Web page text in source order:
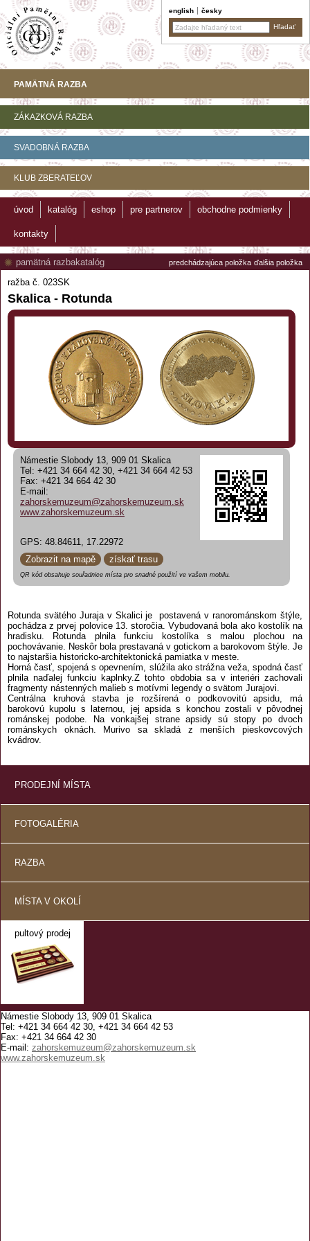
english česky
PAMÄTNÁ RAZBA
ZÁKAZKOVÁ RAZBA
SVADOBNÁ RAZBA
KLUB ZBERATEĽOV
úvod katalóg eshop pre partnerov obchodne podmienky
kontakty
predchádzajúca položka ďalšia položka
pamätná razbakatalóg
ražba č. 023SK
Skalica - Rotunda
Námestie Slobody 13, 909 01 Skalica
Tel: +421 34 664 42 30, +421 34 664 42 53
Fax: +421 34 664 42 30
E-mail:
zahorskemuzeum@zahorskemuzeum.sk
www.zahorskemuzeum.sk
GPS: 48.84611, 17.22972
Zobrazit na mapě
získať trasu
QR kód obsahuje souřadnice místa pro snadné použití ve vašem mobilu.
Rotunda svätého Juraja v Skalici je postavená v ranorománskom štýle,
pochádza z prvej polovice 13. storočia. Vybudovaná bola ako kostolík na
hradisku. Rotunda plnila funkciu kostolíka s malou plochou na
pochovávanie. Neskôr bola prestavaná v gotickom a barokovom štýle. Je
to najstaršia historicko-architektonická pamiatka v meste.
Horná časť, spojená s opevnením, slúžila ako strážna veža, spodná časť
plnila naďalej funkciu kaplnky.Z tohto obdobia sa v interiéri zachovali
fragmenty nástenných malieb s motívmi legendy o svätom Jurajovi.
Centrálna kruhová stavba je rozšírená o podkovovitú apsidu, má
barokovú kupolu s laternou, jej apsida s konchou zostali v pôvodnej
románskej podobe. Na vonkajšej strane apsidy sú stopy po dvoch
románskych oknách. Murivo sa skladá z menších pieskovcových
kvádrov.
PRODEJNÍ MÍSTA
FOTOGALÉRIA
RAZBA
MÍSTA V OKOLÍ
pultový prodej
Námestie Slobody 13, 909 01 Skalica
Tel: +421 34 664 42 30, +421 34 664 42 53
Fax: +421 34 664 42 30
E-mail: zahorskemuzeum@zahorskemuzeum.sk
www.zahorskemuzeum.sk